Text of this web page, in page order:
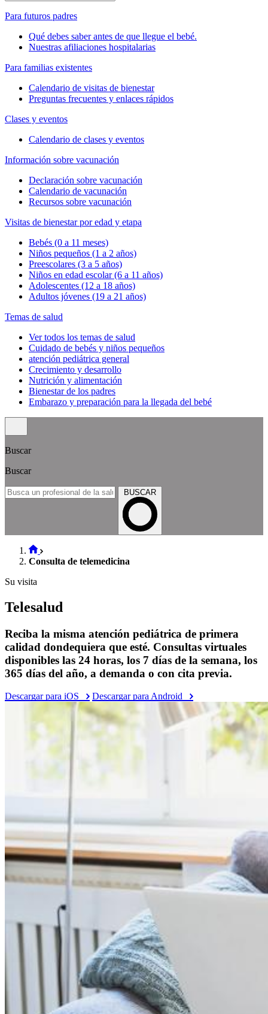
Para futuros padres
Qué debes saber antes de que llegue el bebé.
Nuestras afiliaciones hospitalarias
Para familias existentes
Calendario de visitas de bienestar
Preguntas frecuentes y enlaces rápidos
Clases y eventos
Calendario de clases y eventos
Información sobre vacunación
Declaración sobre vacunación
Calendario de vacunación
Recursos sobre vacunación
Visitas de bienestar por edad y etapa
Bebés (0 a 11 meses)
Niños pequeños (1 a 2 años)
Preescolares (3 a 5 años)
Niños en edad escolar (6 a 11 años)
Adolescentes (12 a 18 años)
Adultos jóvenes (19 a 21 años)
Temas de salud
Ver todos los temas de salud
Cuidado de bebés y niños pequeños
atención pediátrica general
Crecimiento y desarrollo
Nutrición y alimentación
Bienestar de los padres
Embarazo y preparación para la llegada del bebé
Buscar
Buscar
BUSCAR
Consulta de telemedicina
Su visita
Telesalud
Reciba la misma atención pediátrica de primera
calidad dondequiera que esté. Consultas virtuales
disponibles las 24 horas, los 7 días de la semana, los
365 días del año, a demanda o con cita previa.
Descargar para iOS Descargar para Android